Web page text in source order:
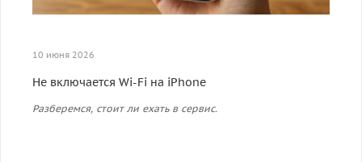
10 июня 2026
Не включается Wi-Fi на iPhone
Разберемся, стоит ли ехать в сервис.